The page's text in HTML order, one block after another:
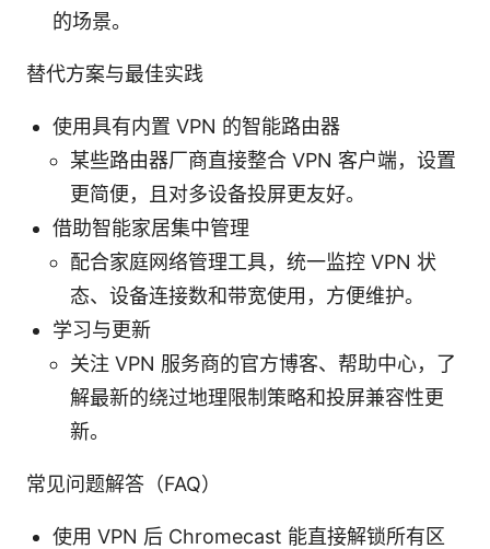
的场景。
替代方案与最佳实践
使用具有内置 VPN 的智能路由器
某些路由器厂商直接整合 VPN 客户端，设置
更简便，且对多设备投屏更友好。
借助智能家居集中管理
配合家庭网络管理工具，统一监控 VPN 状
态、设备连接数和带宽使用，方便维护。
学习与更新
关注 VPN 服务商的官方博客、帮助中心，了
解最新的绕过地理限制策略和投屏兼容性更
新。
常见问题解答（FAQ）
使用 VPN 后 Chromecast 能直接解锁所有区